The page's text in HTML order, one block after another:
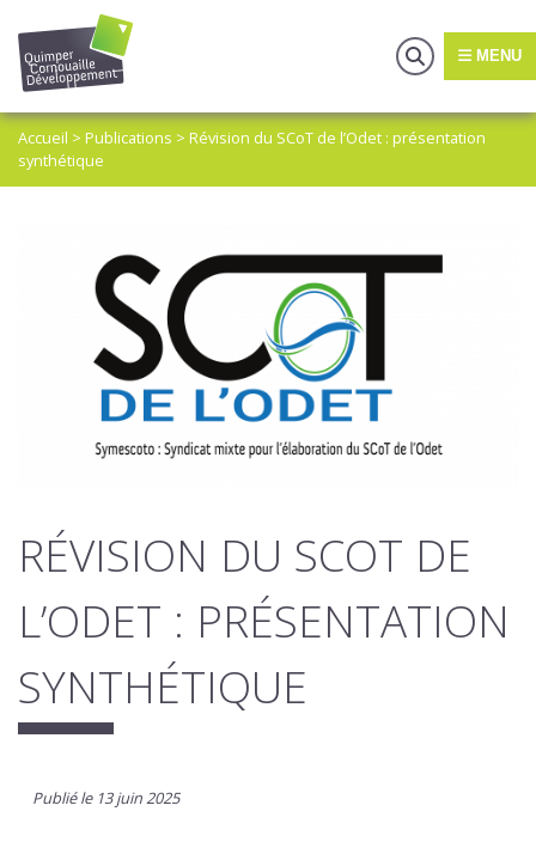
MENU
Accueil > Publications > Révision du SCoT de l’Odet : présentation
synthétique
RÉVISION DU SCOT DE
L’ODET : PRÉSENTATION
SYNTHÉTIQUE
Publié le 13 juin 2025